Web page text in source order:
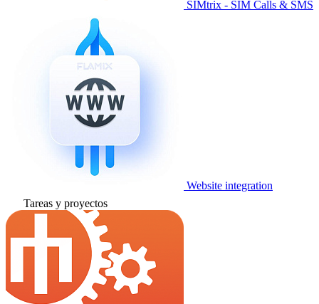
SIMtrix - SIM Calls & SMS
Website integration
Tareas y proyectos